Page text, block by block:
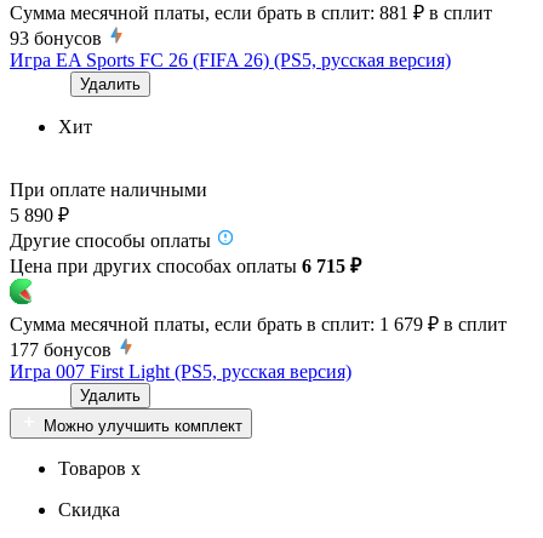
Сумма месячной платы, если брать в сплит: 881 ₽ в сплит
93 бонусов
Игра EA Sports FC 26 (FIFA 26) (PS5, русская версия)
Удалить
Хит
При оплате наличными
5 890 ₽
Другие способы оплаты
Цена при других способах оплаты 6 715 ₽
Сумма месячной платы, если брать в сплит: 1 679 ₽ в сплит
177 бонусов
Игра 007 First Light (PS5, русская версия)
Удалить
Можно улучшить комплект
Товаров x
Скидка